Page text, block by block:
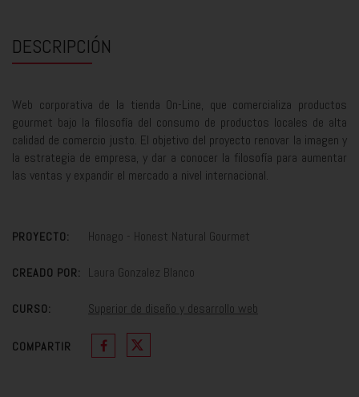
DESCRIPCIÓN
Web corporativa de la tienda On-Line, que comercializa productos
gourmet bajo la filosofía del consumo de productos locales de alta
calidad de comercio justo. El objetivo del proyecto renovar la imagen y
la estrategia de empresa, y dar a conocer la filosofía para aumentar
las ventas y expandir el mercado a nivel internacional.
PROYECTO: Honago - Honest Natural Gourmet
CREADO POR: Laura Gonzalez Blanco
CURSO: Superior de diseño y desarrollo web
COMPARTIR